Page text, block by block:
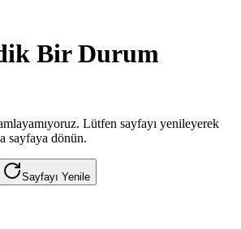
Bir Durum
Lütfen sayfayı yenileyerek
sayfaya dönün.
Sayfayı Yenile